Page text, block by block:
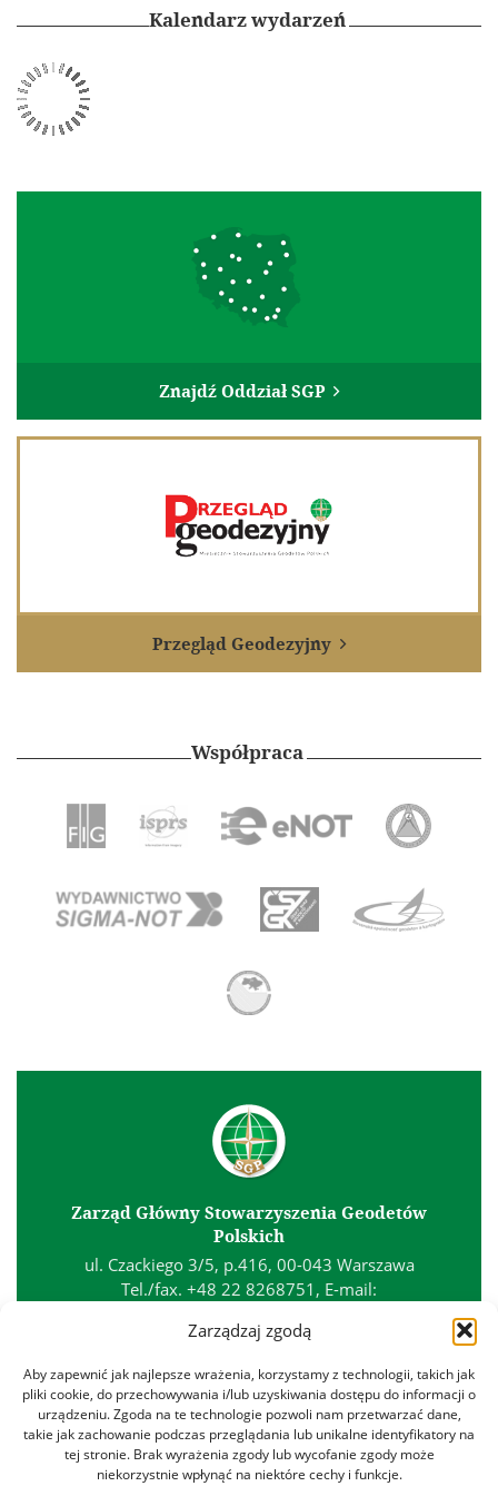
Zarządzaj zgodą
Aby zapewnić jak najlepsze wrażenia, korzystamy z technologii, takich jak
pliki cookie, do przechowywania i/lub uzyskiwania dostępu do informacji o
urządzeniu. Zgoda na te technologie pozwoli nam przetwarzać dane,
takie jak zachowanie podczas przeglądania lub unikalne identyfikatory na
tej stronie. Brak wyrażenia zgody lub wycofanie zgody może
niekorzystnie wpłynąć na niektóre cechy i funkcje.
Kalendarz wydarzeń
Znajdź Oddział SGP 
Przegląd Geodezyjny 
Współpraca
Zarząd Główny Stowarzyszenia Geodetów
Polskich
ul. Czackiego 3/5, p.416, 00-043 Warszawa
Tel./fax. +48 22 8268751, E-mail:
Polityka prywatności
Polityka plików cookies
Regulamin
Znajdź nas na: